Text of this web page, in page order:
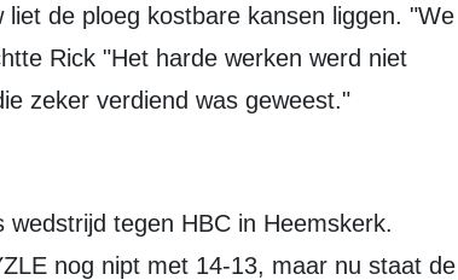
de ploeg kostbare kansen liggen. "We
Rick "Het harde werken werd niet
zeker verdiend was geweest."
nog nipt met 14-13, maar nu staat de